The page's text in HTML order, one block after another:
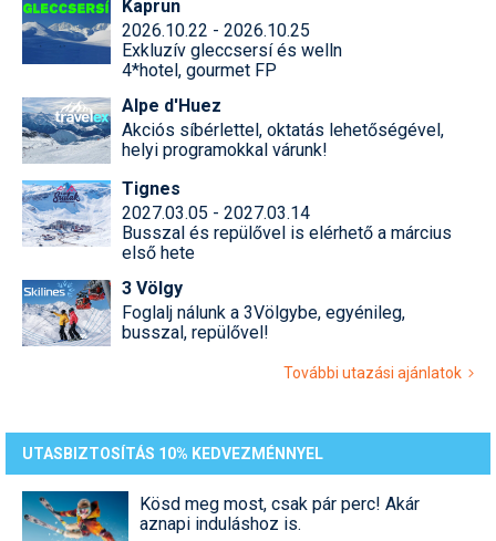
Kaprun
2026.10.22 - 2026.10.25
Exkluzív gleccsersí és welln
4*hotel, gourmet FP
Alpe d'Huez
Akciós síbérlettel, oktatás lehetőségével,
helyi programokkal várunk!
Tignes
2027.03.05 - 2027.03.14
Busszal és repülővel is elérhető a március
első hete
3 Völgy
Foglalj nálunk a 3Völgybe, egyénileg,
busszal, repülővel!
További utazási ajánlatok
UTASBIZTOSÍTÁS 10% KEDVEZMÉNNYEL
Kösd meg most, csak pár perc! Akár
aznapi induláshoz is.